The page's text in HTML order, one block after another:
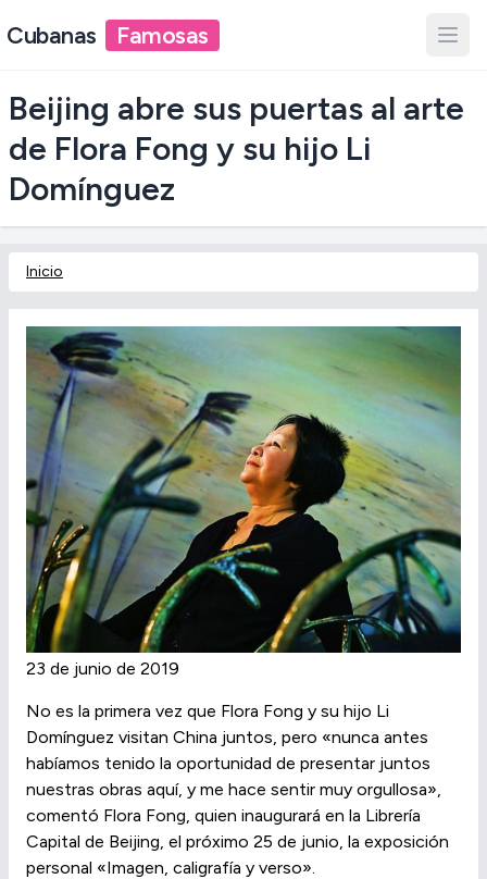
Cubanas Famosas
Beijing abre sus puertas al arte
de Flora Fong y su hijo Li
Domínguez
Inicio
23 de junio de 2019
No es la primera vez que Flora Fong y su hijo Li
Domínguez visitan China juntos, pero «nunca antes
habíamos tenido la oportunidad de presentar juntos
nuestras obras aquí, y me hace sentir muy orgullosa»,
comentó Flora Fong, quien inaugurará en la Librería
Capital de Beijing, el próximo 25 de junio, la exposición
personal «Imagen, caligrafía y verso».